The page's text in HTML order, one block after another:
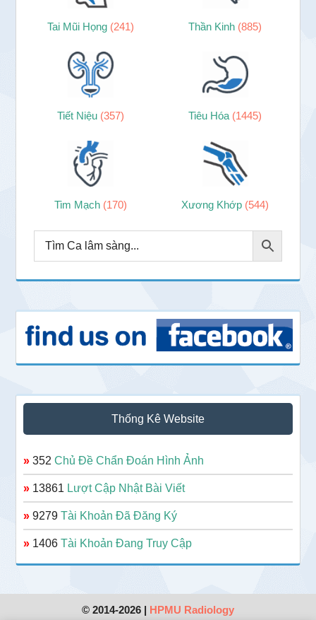
Tai Mũi Họng (241) Thần Kinh (885)
Tiết Niệu (357) Tiêu Hóa (1445)
Tim Mạch (170) Xương Khớp (544)
Thống Kê Website
» 352Chủ Đề Chẩn Đoán Hình Ảnh
» 13861 Lượt Cập Nhật Bài Viết
» 9279Tài Khoản Đã Đăng Ký
» 1406Tài Khoản Đang Truy Cập
© 2014-2026 | HPMU Radiology